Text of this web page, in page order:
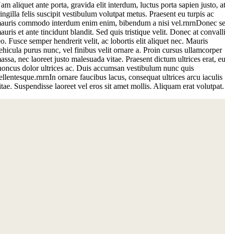
aliquet ante porta, gravida elit interdum, luctus porta sapien justo,
felis suscipit vestibulum volutpat metus. Praesent eu turpis ac
commodo interdum enim enim, bibendum a nisi vel.rnrnDonec
et ante tincidunt blandit. Sed quis tristique velit. Donec at
Fusce semper hendrerit velit, ac lobortis elit aliquet nec. Mauris
purus nunc, vel finibus velit ornare a. Proin cursus ullamcorper
nec laoreet justo malesuada vitae. Praesent dictum ultrices erat,
dolor ultrices ac. Duis accumsan vestibulum nunc quis
ornare faucibus lacus, consequat ultrices arcu iaculis
Suspendisse laoreet vel eros sit amet mollis. Aliquam erat volutpat.